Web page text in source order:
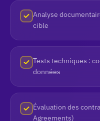
Analyse
cible
Tests techniques :
données
Évaluation des
Agreements)